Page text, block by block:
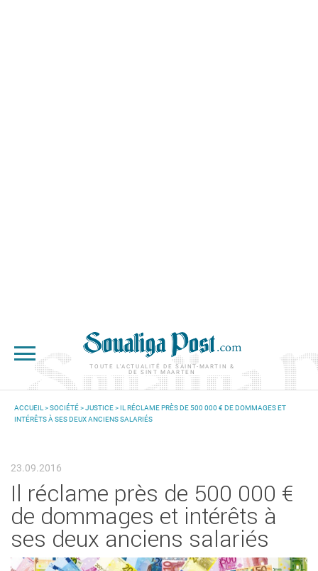
TOUTE L'ACTUALITÉ DE SAINT-MARTIN &
DE SINT MAARTEN
VOUS ÊTES ICI
ACCUEIL >SOCIÉTÉ>JUSTICE> IL RÉCLAME PRÈS DE 500 000 € DE DOMMAGES ET
INTÉRÊTS À SES DEUX ANCIENS SALARIÉS
23.09.2016
Il réclame près de 500 000 €
de dommages et intérêts à
ses deux anciens salariés